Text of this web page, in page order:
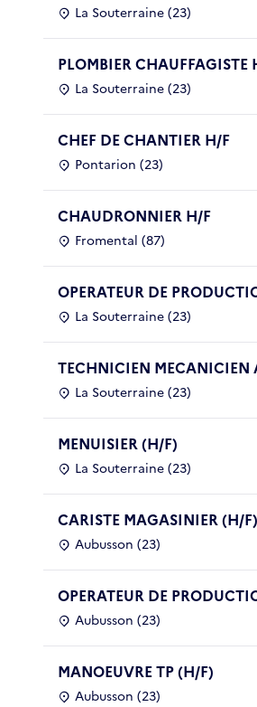
La Souterraine (23)
PLOMBIER CHAUFFAGISTE
La Souterraine (23)
CHEF DE CHANTIER H/F
Pontarion (23)
CHAUDRONNIER H/F
Fromental (87)
OPERATEUR DE
La Souterraine (23)
TECHNICIEN MECANICIEN
La Souterraine (23)
MENUISIER (H/F)
La Souterraine (23)
CARISTE MAGASINIER (H/F)
Aubusson (23)
OPERATEUR DE
Aubusson (23)
MANOEUVRE TP (H/F)
Aubusson (23)